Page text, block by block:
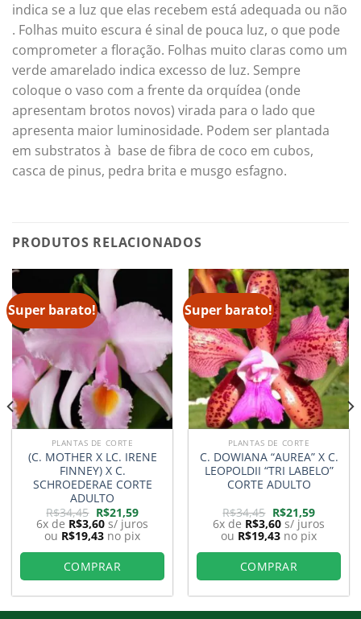
indica se a luz que elas recebem está adequada ou não
. Folhas muito escura é sinal de pouca luz, o que pode
comprometer a floração. Folhas muito claras como um
verde amarelado indica excesso de luz. Sempre
coloque o vaso com a frente da orquídea (onde
apresentam brotos novos) virada para o lado que
apresenta maior luminosidade. Podem ser plantada
em substratos à base de fibra de coco em cubos,
casca de pinus, pedra brita e musgo esfagno.
PRODUTOS RELACIONADOS
Super barato!
PLANTAS DE CORTE
(C. MOTHER X LC. IRENE
FINNEY) X C.
SCHROEDERAE CORTE
ADULTO
R$34,45 O
preço
original
era:
R$34,45.
R$21,59O
preço
atual
é:
R$21,59.
6x de R$3,60 s/ juros
ou R$19,43 no pix
COMPRAR
Super barato!
PLANTAS DE CORTE
C. DOWIANA “AUREA” X C.
LEOPOLDII “TRI LABELO”
CORTE ADULTO
R$34,45 O
preço
original
era:
R$34,45.
R$21,59O
preço
atual
é:
R$21,59.
6x de R$3,60 s/ juros
ou R$19,43 no pix
COMPRAR